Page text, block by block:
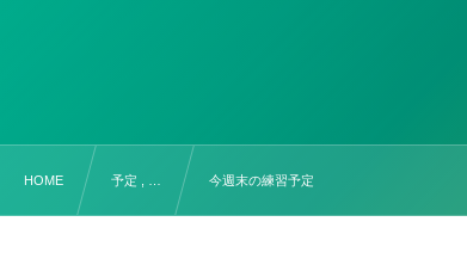
HOME 予定 , … 今週末の練習予定